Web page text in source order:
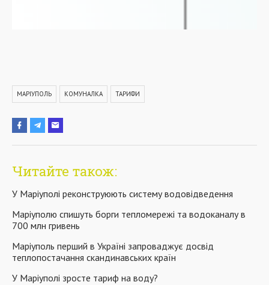
МАРІУПОЛЬ КОМУНАЛКА ТАРИФИ
Читайте також:
У Маріуполі реконструюють систему водовідведення
Маріуполю спишуть борги тепломережі та водоканалу в
700 млн гривень
Маріуполь перший в Україні запроваджує досвід
теплопостачання скандинавських країн
У Маріуполі зросте тариф на воду?